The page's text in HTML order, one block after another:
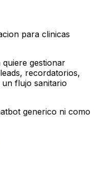
para clinicas
gestionar
recordatorios,
flujo sanitario
generico ni como